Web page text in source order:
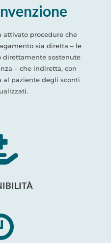
attivato procedure che
sia diretta – le
direttamente sostenute
– che indiretta, con
paziente degli sconti